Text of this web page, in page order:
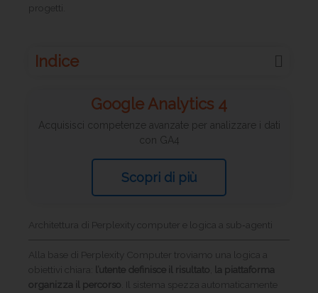
progetti.
Indice
Google Analytics 4
Acquisisci competenze avanzate per analizzare i dati
con GA4
Scopri di più
Architettura di Perplexity computer e logica a sub‑agenti
Alla base di Perplexity Computer troviamo una logica a
obiettivi chiara:
l’utente definisce il risultato
la piattaforma
organizza il percorso . Il sistema spezza automaticamente